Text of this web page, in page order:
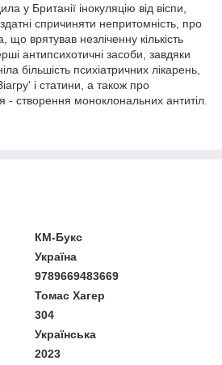
у Британії інокуляцію від віспи,
спричиняти непритомність, про
що врятував незліченну кількість
антипсихотичні засоби, завдяки
більшість психіатричних лікарень,
і статини, а також про
- створення моноклональних антитіл.
КМ-Букс
Україна
9789669483669
Томас Хагер
304
Українська
2023